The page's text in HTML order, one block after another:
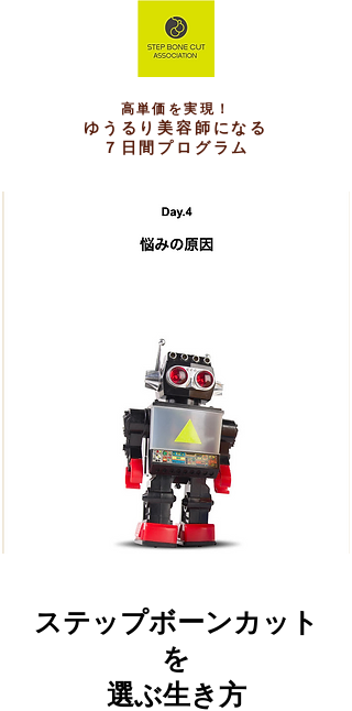
高単価を実現！
ゆうるり美容師になる
７日間プログラム
ステップボーンカット
を
選ぶ生き方